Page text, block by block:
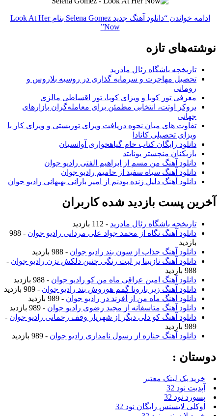
ادامه خواندن
“دانلود آهنگ جدید Selena Gomez بنام Look At Her
Now”
نوشته‌های تازه
تاریخچه باشگاه رئال مادرید
تحصیل مهاجرت و سرمایه گذاری در روسیه بلاروس و
رومانی
معرفی تور کوبا و ویزای کوبا، تور اقساطی مالزی
بروکر اوتت، انتخابی مطمئن برای معامله‌گران بازارهای
جهانی
تفاوت های میان نحوه دریافت ویزای توریستی و ویزای کار با
ویزای تحصیلی کانادا
دانلود رایگان کتاب خام گیاهخواری آوانسیان
بازیکنان منچستر یونایتد
دانلود آهنگ من مسم از ابراهیم الفتی رادیو جوان
دانلود آهنگ سیاه سفید از حامیم رادیو جوان
دانلود آهنگ دلیل زنده بودنم از امیر بارانی بهبهانی رادیو جوان
آخرین پست بازدید شده کاربران
تاریخچه باشگاه رئال مادرید - 112 بازدید
دانلود آهنگ نگاه از محمد جواد علی مردانی رادیو جوان
- 988
بازدید
دانلود آهنگ جذاب از سون بند رادیو جوان - 988 بازدید
دانلود آهنگ نازنینا بر لبت رنگی چنین دلکش نزن رادیو جوان -
988 بازدید
دانلود آهنگ امین عراقی ماه من کو رادیو جوان - 988 بازدید
دانلود آهنگ زیر بارونا گمم هوروش بند رادیو جوان - 989 بازدید
دانلود آهنگ ماه من از آفرند در رادیو جوان - 989 بازدید
دانلود آهنگ متاسفانه از مجید رضوی رادیو جوان - 989 بازدید
دانلود آهنگ کو دلی دیگر از شهریار وقف رحمانی رادیو جوان -
989 بازدید
دانلود آهنگ جنازه از رسول نامداری رادیو جوان - 989 بازدید
دوستان :
خرید بک لینک معتبر
آپدیت نود 32
پسورد نود 32
اوکلی لایسنس رایگان نود 32